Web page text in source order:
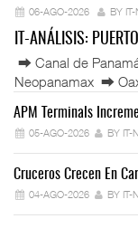
06-AGO-2026 BY
IT-ANÁLISIS:
⮕ Canal de
Neopanamax ⮕
APM Terminals
05-AGO-2026 BY IT-
Cruceros Crecen En
04-AGO-2026 BY IT-